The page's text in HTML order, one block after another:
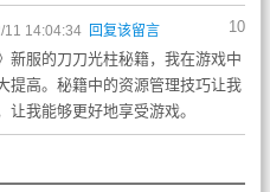
10
11 14:04:34 回复该留言
新服的刀刀光柱秘籍，我在游戏中
提高。秘籍中的资源管理技巧让我
我能够更好地享受游戏。